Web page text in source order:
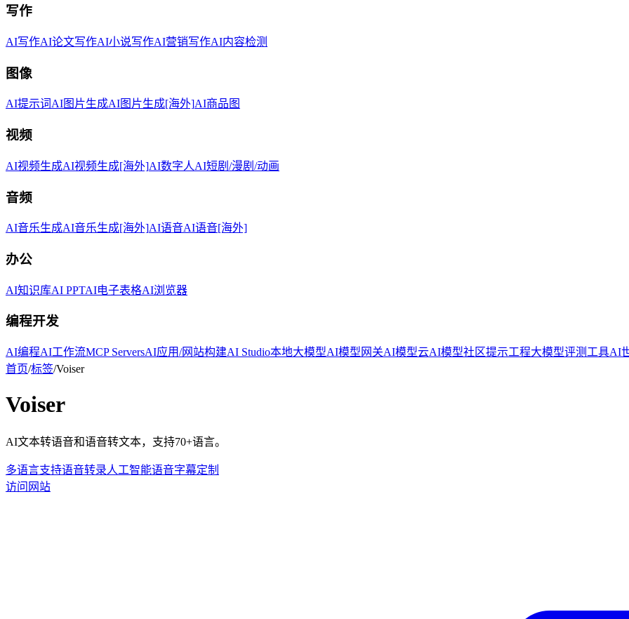
写作
AI写作AI论文写作AI小说写作AI营销写作AI内容检测
图像
AI提示词AI图片生成AI图片生成[海外]AI商品图
视频
AI视频生成AI视频生成[海外]AI数字人AI短剧/漫剧/动画
音频
AI音乐生成AI音乐生成[海外]AI语音AI语音[海外]
办公
AI知识库AI PPTAI电子表格AI浏览器
编程开发
AI编程AI工作流MCP ServersAI应用/网站构建AI Studio本地大模型AI模型网关AI模型云AI模型社区提示工程大模型评测工具AI
首页/标签/Voiser
Voiser
AI文本转语音和语音转文本，支持70+语言。
多语言支持语音转录人工智能语音字幕定制
访问网站